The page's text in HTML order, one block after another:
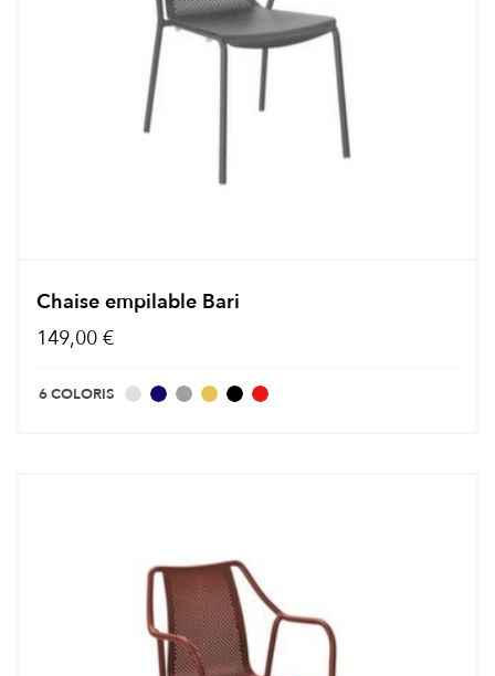
Chaise empilable Bari
149,00 €
6 COLORIS